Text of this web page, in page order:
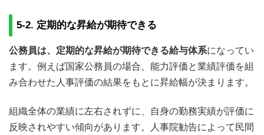
5-2. 定期的な昇給が期待できる
公務員は、定期的な昇給が期待できる給与体系になってい
ます。例えば国家公務員の場合、能力評価と業績評価を組
み合わせた人事評価の結果をもとに昇給幅が決まります。
組織全体の業績に左右されずに、自身の勤務実績が評価に
反映されやすい傾向があります。人事院勧告によって民間